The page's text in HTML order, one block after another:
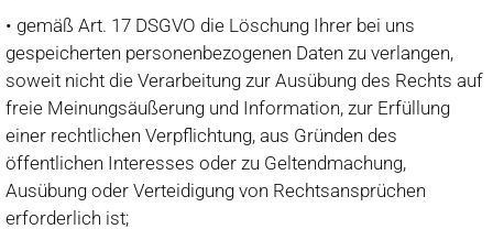
• gemäß Art. 17 DSGVO die Löschung Ihrer bei uns
gespeicherten personenbezogenen Daten zu verlangen,
soweit nicht die Verarbeitung zur Ausübung des Rechts auf
freie Meinungsäußerung und Information, zur Erfüllung
einer rechtlichen Verpflichtung, aus Gründen des
öffentlichen Interesses oder zu Geltendmachung,
Ausübung oder Verteidigung von Rechtsansprüchen
erforderlich ist;